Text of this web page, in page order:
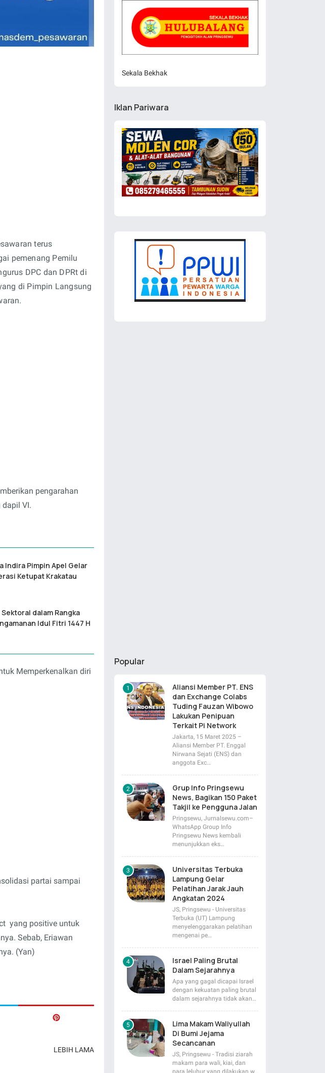
terus
pemenang Pemilu
DPC dan DPRt di
di Pimpin Langsung
pengarahan
VI.
Indira Pimpin Apel Gelar
Ketupat Krakatau
dalam Rangka
Idul Fitri 1447 H
Memperkenalkan diri
partai sampai
yang positive untuk
Sebab, Eriawan
(Yan)
LEBIH LAMA
Sekala Bekhak
Iklan Pariwara
Popular
Aliansi Member PT. ENS
dan Exchange Colabs
Tuding Fauzan Wibowo
Lakukan Penipuan
Terkait Pi Network
Jakarta, 15 Maret 2025 –
Aliansi Member PT. Enggal
Nirwana Sejati (ENS) dan
anggota Exc…
Grup Info Pringsewu
News, Bagikan 150 Paket
Takjil ke Pengguna Jalan
Pringsewu, Jurnalsewu.com–
WhatsApp Group Info
Pringsewu News kembali
menunjukkan eks…
Universitas Terbuka
Lampung Gelar
Pelatihan Jarak Jauh
Angkatan 2024
JS, Pringsewu - Universitas
Terbuka (UT) Lampung
menyelenggarakan pelatihan
mengenai pe…
Israel Paling Brutal
Dalam Sejarahnya
Apa yang gagal dicapai Israel
dengan kekuatan paling brutal
dalam sejarahnya tidak akan…
Lima Makam Waliyullah
Di Bumi Jejama
Secancanan
JS, Pringsewu - Tradisi ziarah
makam para wali, kiai, dan
para leluhur yang dilakukan w…